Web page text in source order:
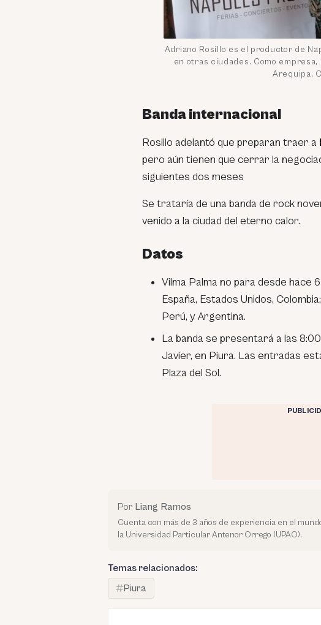
Adriano Rosillo es el productor de
en otras ciudades. Como
Arequipa,
Banda internacional
Rosillo adelantó que preparan traer a
pero aún tienen que cerrar la
siguientes dos meses
Se trataría de una banda de rock
venido a la ciudad del eterno calor.
Datos
Vilma Palma no para desde hace
España, Estados Unidos,
Perú, y Argentina.
La banda se presentará a las
Javier, en Piura. Las entradas
Plaza del Sol.
Por Liang Ramos
Cuenta con más de 3 años de experiencia en el
la Universidad Particular Antenor Orrego (UPAO).
Temas relacionados:
Piura